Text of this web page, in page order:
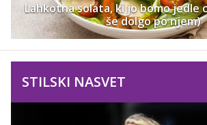
Lahkotna solata, ki jo bomo jedle
še dolgo po njem)
STILSKI NASVET